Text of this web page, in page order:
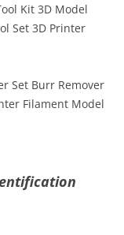
Kit 3D Model
Set 3D Printer
Set Burr Remover
Filament Model